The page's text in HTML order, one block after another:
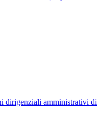
dirigenziali amministrativi di